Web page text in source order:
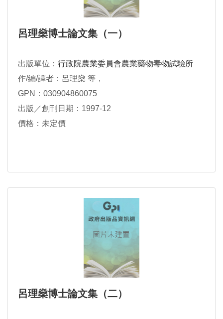
呂理燊博士論文集（一）
出版單位： 行政院農業委員會農業藥物毒物試驗所
作/編/譯者：呂理燊 等，
GPN：030904860075
出版／創刊日期：1997-12
價格：未定價
呂理燊博士論文集（二）